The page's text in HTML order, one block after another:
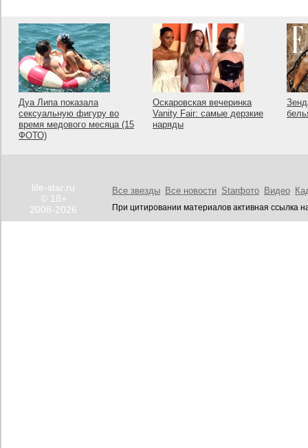
Дуа Липа показала
сексуальную фигуру во
время медового месяца (15
ФОТО)
Оскаровская вечеринка
Vanity Fair: самые дерзкие
наряды
life-star.ru
© 18+
2008-2026
Все звезды Все новости Starфото Видео
При цитировании материалов активная ссылка